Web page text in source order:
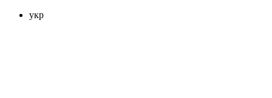
укр